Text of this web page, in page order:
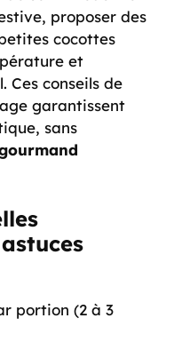
proposer des
cocottes
et
Ces conseils de
garantissent
sans
portion (2 à 3